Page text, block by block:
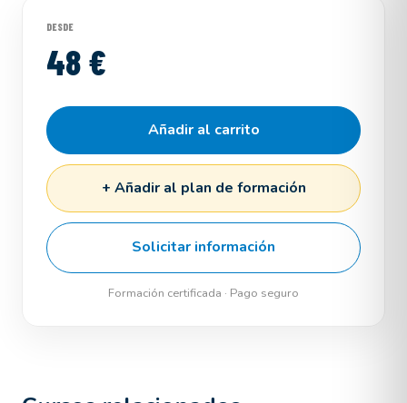
DESDE
48 €
Añadir al carrito
+ Añadir al plan de formación
Solicitar información
Formación certificada · Pago seguro